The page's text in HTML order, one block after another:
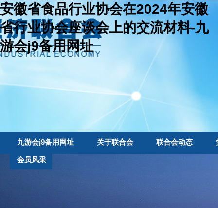
安徽省食品行业协会在2024年安徽
省行业协会座谈会上的交流材料-九
游会j9备用网址
九游会j9备用网址 关于联合会 联合会动态
会员风采